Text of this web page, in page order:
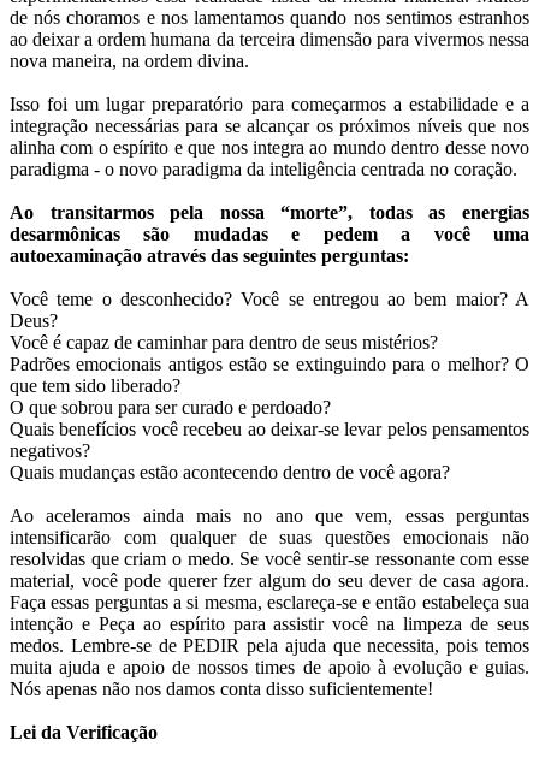
de nós choramos e nos lamentamos quando nos sentimos estranhos
ao deixar a ordem humana da terceira dimensão para vivermos nessa
nova maneira, na ordem divina.
Isso foi um lugar preparatório para começarmos a estabilidade e a
integração necessárias para se alcançar os próximos níveis que nos
alinha com o espírito e que nos integra ao mundo dentro desse novo
paradigma - o novo paradigma da inteligência centrada no coração.
Ao transitarmos pela nossa “morte”, todas as energias
desarmônicas são mudadas e pedem a você uma
autoexaminação através das seguintes perguntas:
Você teme o desconhecido? Você se entregou ao bem maior? A
Deus?
Você é capaz de caminhar para dentro de seus mistérios?
Padrões emocionais antigos estão se extinguindo para o melhor? O
que tem sido liberado?
O que sobrou para ser curado e perdoado?
Quais benefícios você recebeu ao deixar-se levar pelos pensamentos
negativos?
Quais mudanças estão acontecendo dentro de você agora?
Ao aceleramos ainda mais no ano que vem, essas perguntas
intensificarão com qualquer de suas questões emocionais não
resolvidas que criam o medo. Se você sentir-se ressonante com esse
material, você pode querer fzer algum do seu dever de casa agora.
Faça essas perguntas a si mesma, esclareça-se e então estabeleça sua
intenção e Peça ao espírito para assistir você na limpeza de seus
medos. Lembre-se de PEDIR pela ajuda que necessita, pois temos
muita ajuda e apoio de nossos times de apoio à evolução e guias.
Nós apenas não nos damos conta disso suficientemente!
Lei da Verificação